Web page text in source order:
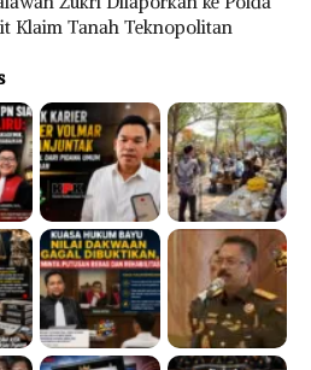
Klaim Tanah Teknopolitan